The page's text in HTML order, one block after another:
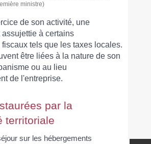
ministre)
de son activité, une
à certains
tels que les taxes locales.
être liées à la nature de son
ou au lieu
de l'entreprise.
par la
territoriale
sur les hébergements